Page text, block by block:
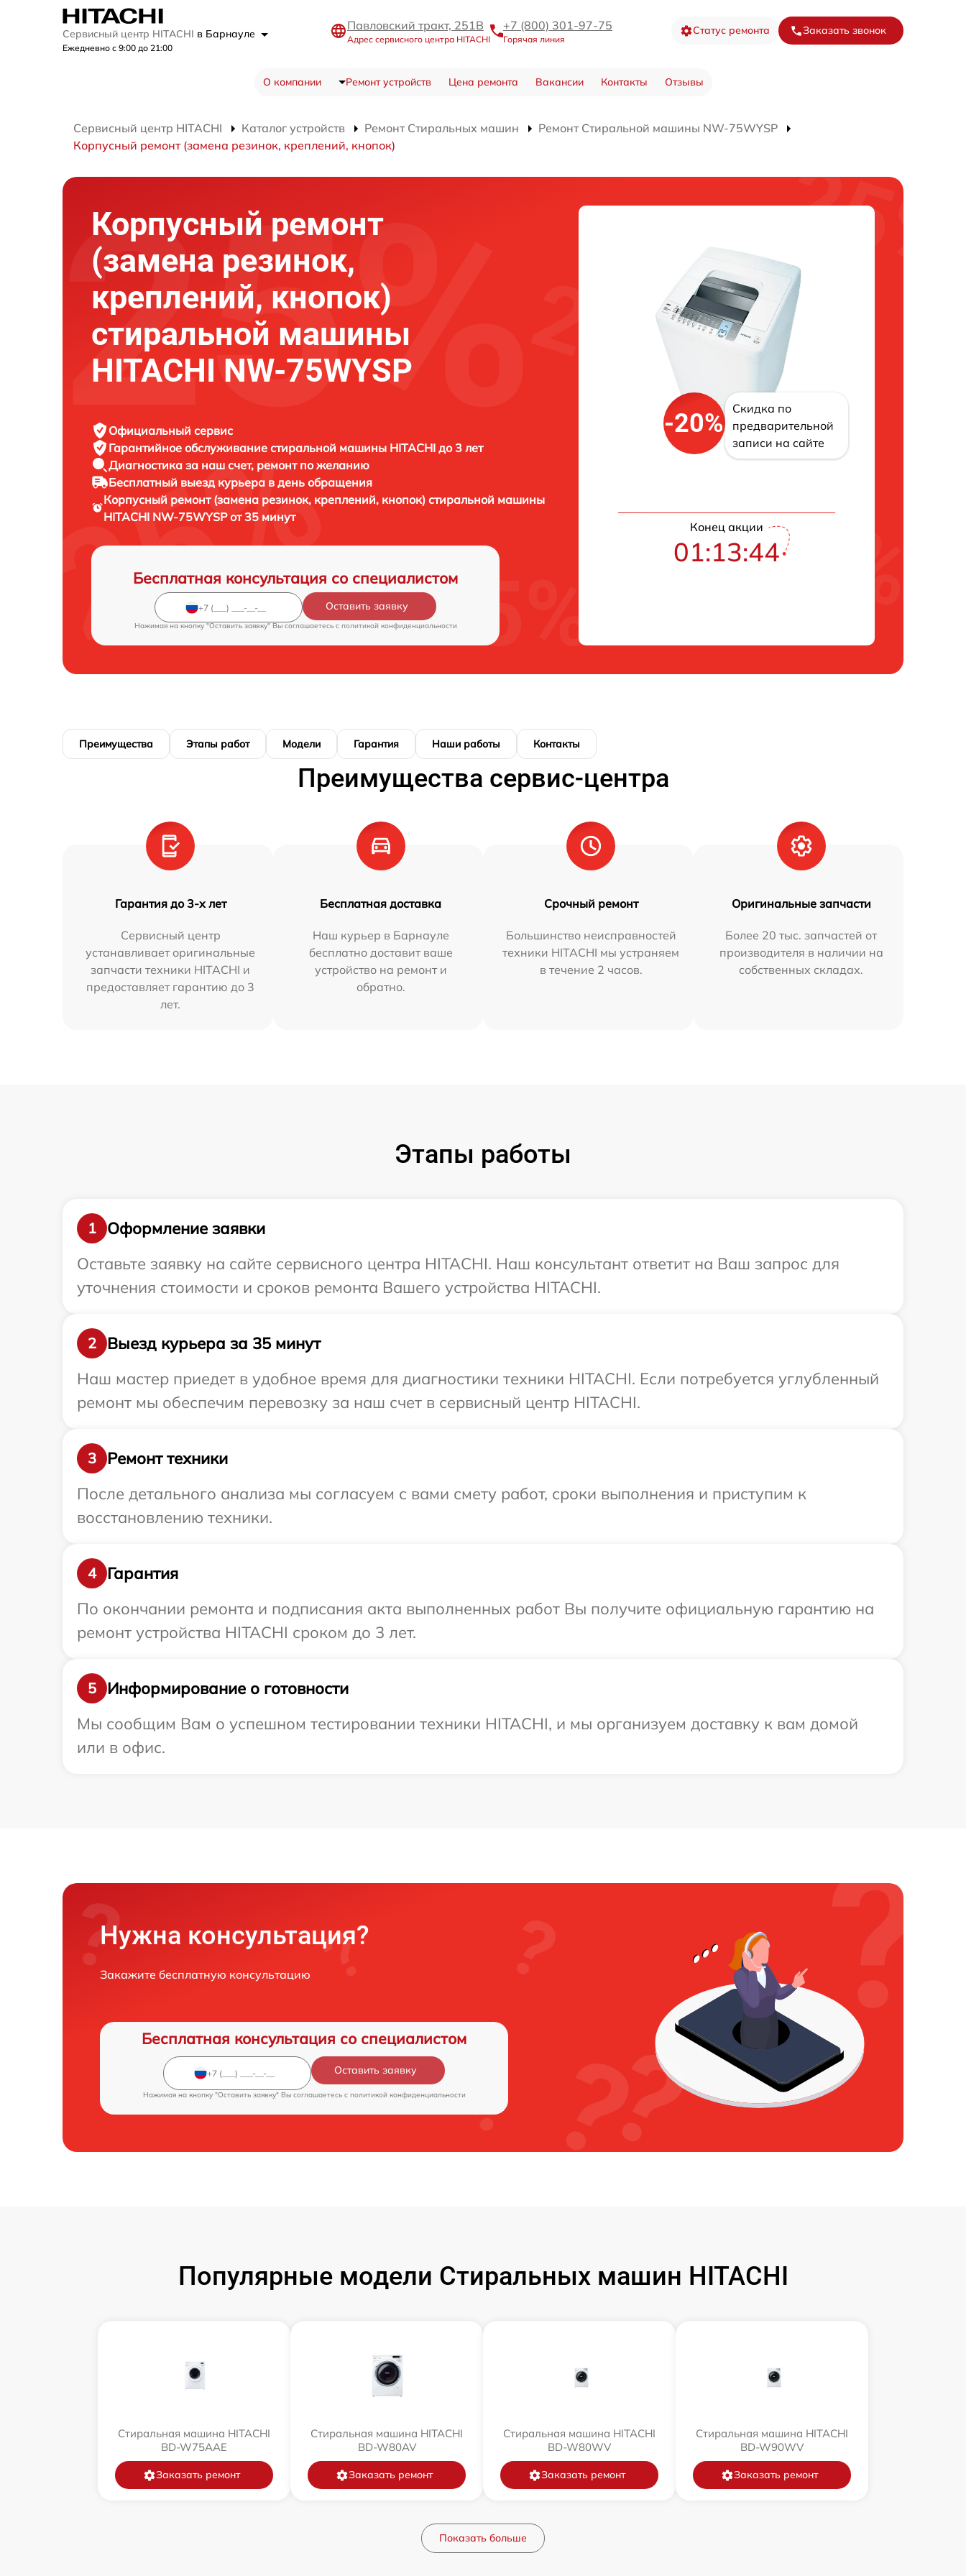
Сервисный центр HITACHI в Барнауле
Ежедневно с 9:00 до 21:00
Павловский тракт, 251В
Адрес сервисного центра HITACHI
+7 (800) 301-97-75
Горячая линия
Статус ремонта Заказать звонок
О компании Ремонт устройств Цена ремонта Вакансии Контакты Отзывы
Сервисный центр HITACHI Каталог устройств Ремонт Стиральных машин
Ремонт Стиральной машины NW-75WYSP
Корпусный ремонт (замена резинок, креплений, кнопок)
Корпусный ремонт
(замена резинок,
креплений, кнопок)
стиральной машины
HITACHI NW-75WYSP
Официальный сервис
Гарантийное обслуживание стиральной машины HITACHI до 3 лет
Диагностика за наш счет, ремонт по желанию
Бесплатный выезд курьера в день обращения
Корпусный ремонт (замена резинок, креплений, кнопок) стиральной машины
HITACHI NW-75WYSP от 35 минут
Бесплатная консультация со специалистом
Оставить заявку
Нажимая на кнопку "Оставить заявку" Вы соглашаетесь c политикой конфиденциальности
-20%
Скидка по
предварительной
записи на сайте
Конец акции
01:13:43
Преимущества Этапы работ Модели Гарантия Наши работы Контакты
Преимущества сервис-центра
Гарантия до 3-х лет
Сервисный центр
устанавливает оригинальные
запчасти техники HITACHI и
предоставляет гарантию до 3
лет.
Бесплатная доставка
Наш курьер в Барнауле
бесплатно доставит ваше
устройство на ремонт и
обратно.
Срочный ремонт
Большинство неисправностей
техники HITACHI мы устраняем
в течение 2 часов.
Оригинальные запчасти
Более 20 тыс. запчастей от
производителя в наличии на
собственных складах.
Этапы работы
1
Оформление заявки
Оставьте заявку на сайте сервисного центра HITACHI. Наш консультант ответит на Ваш запрос для
уточнения стоимости и сроков ремонта Вашего устройства HITACHI.
2
Выезд курьера за 35 минут
Наш мастер приедет в удобное время для диагностики техники HITACHI. Если потребуется углубленный
ремонт мы обеспечим перевозку за наш счет в сервисный центр HITACHI.
3
Ремонт техники
После детального анализа мы согласуем с вами смету работ, сроки выполнения и приступим к
восстановлению техники.
4
Гарантия
По окончании ремонта и подписания акта выполненных работ Вы получите официальную гарантию на
ремонт устройства HITACHI сроком до 3 лет.
5
Информирование о готовности
Мы сообщим Вам о успешном тестировании техники HITACHI, и мы организуем доставку к вам домой
или в офис.
Нужна консультация?
Закажите бесплатную консультацию
Бесплатная консультация со специалистом
Оставить заявку
Нажимая на кнопку "Оставить заявку" Вы соглашаетесь c политикой конфиденциальности
Популярные модели Стиральных машин HITACHI
Стиральная машина HITACHI
BD-W75AAE
Заказать ремонт
Стиральная машина HITACHI
BD-W80AV
Заказать ремонт
Стиральная машина HITACHI
BD-W80WV
Заказать ремонт
Стиральная машина HITACHI
BD-W90WV
Заказать ремонт
Показать больше